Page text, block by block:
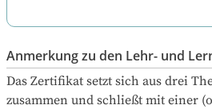
Anmerkung zu den Lehr- und
Das Zertifikat setzt sich aus drei
zusammen und schließt mit einer